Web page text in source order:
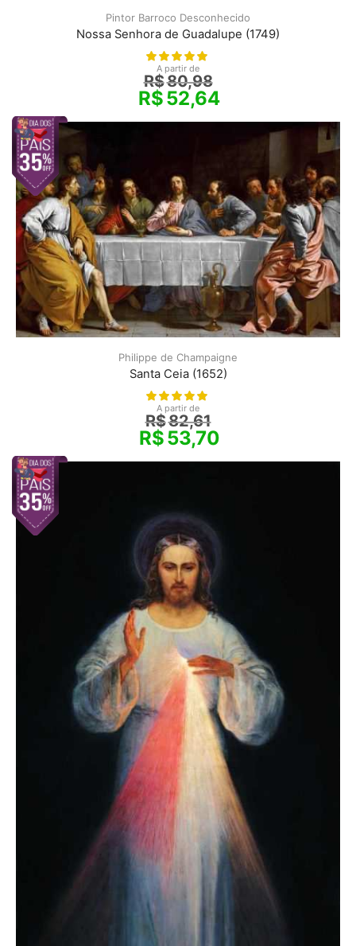
Pintor Barroco Desconhecido
Nossa Senhora de Guadalupe (1749)
A partir de
R$80,98
R$52,64
Philippe de Champaigne
Santa Ceia (1652)
A partir de
R$82,61
R$53,70